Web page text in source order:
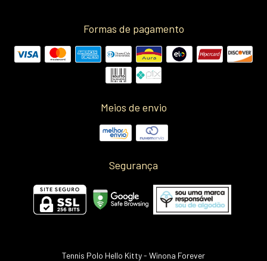
Formas de pagamento
Meios de envio
Segurança
Tennis Polo Hello Kitty- Winona Forever